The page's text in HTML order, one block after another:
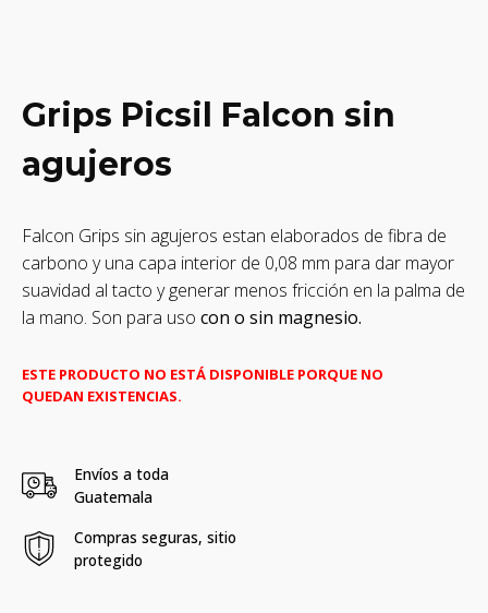
Grips Picsil Falcon sin
agujeros
Falcon Grips sin agujeros estan elaborados de fibra de
carbono y una capa interior de 0,08 mm para dar mayor
suavidad al tacto y generar menos fricción en la palma de
la mano. Son para uso con o sin magnesio.
ESTE PRODUCTO NO ESTÁ DISPONIBLE PORQUE NO
QUEDAN EXISTENCIAS.
Envíos a toda
Guatemala
Compras seguras, sitio
protegido